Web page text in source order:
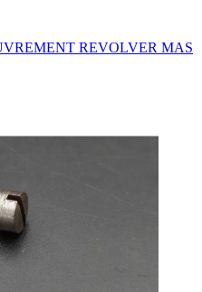
REVOLVER MAS